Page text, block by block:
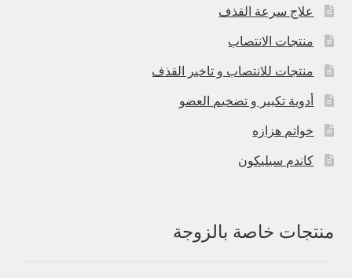
علاج سرعة القذف
منتجات الانتصاب
منتجات للانتصاب و تاخير القذف
أدوية تكبير و تضخيم العضو
خواتم هزازه
كاندم سيليكون
منتجات خاصة بالزوجة